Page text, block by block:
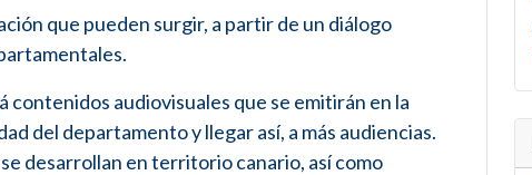
que pueden surgir, a partir de un diálogo
audiovisuales que se emitirán en la
del departamento y llegar así, a más audiencias.
desarrollan en territorio canario, así como